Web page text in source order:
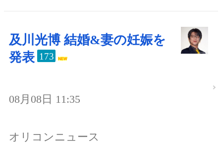
及川光博 結婚&妻の妊娠を
発表 173
08月08日 11:35
オリコンニュース